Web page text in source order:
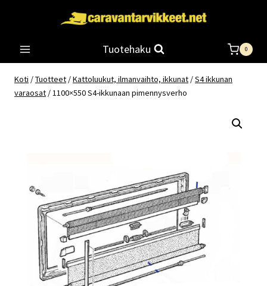
Tuotehaku 0
Koti /Tuotteet /Kattoluukut, ilmanvaihto, ikkunat /S4 ikkunan
varaosat /1100×550 S4-ikkunaan pimennysverho